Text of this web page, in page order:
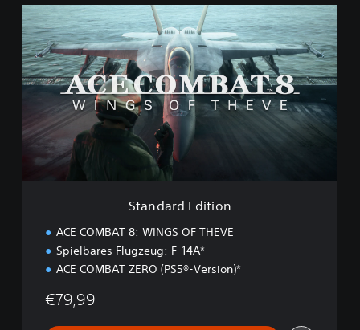
t
a
n
d
a
E
t
Standard Edition
ACE COMBAT 8: WINGS OF THEVE
Spielbares Flugzeug: F-14A*
ACE COMBAT ZERO (PS5®-Version)*
€79,99